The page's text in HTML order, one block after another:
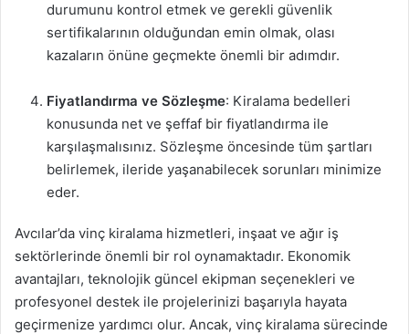
durumunu kontrol etmek ve gerekli güvenlik
sertifikalarının olduğundan emin olmak, olası
kazaların önüne geçmekte önemli bir adımdır.
Fiyatlandırma ve Sözleşme: Kiralama bedelleri
konusunda net ve şeffaf bir fiyatlandırma ile
karşılaşmalısınız. Sözleşme öncesinde tüm şartları
belirlemek, ileride yaşanabilecek sorunları minimize
eder.
Avcılar’da vinç kiralama hizmetleri, inşaat ve ağır iş
sektörlerinde önemli bir rol oynamaktadır. Ekonomik
avantajları, teknolojik güncel ekipman seçenekleri ve
profesyonel destek ile projelerinizi başarıyla hayata
geçirmenize yardımcı olur. Ancak, vinç kiralama sürecinde